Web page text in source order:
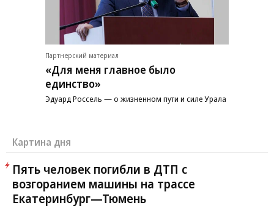
Партнерский материал
«Для меня главное было
единство»
Эдуард Россель — о жизненном пути и силе Урала
Картина дня
Пять человек погибли в ДТП с
возгоранием машины на трассе
Екатеринбург—Тюмень